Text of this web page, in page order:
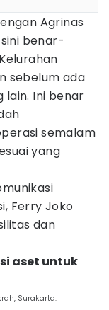
Agrinas
benar-
sebelum ada
lain. Ini benar
semalam
yang
Ferry Joko
dan
aset untuk
Surakarta.